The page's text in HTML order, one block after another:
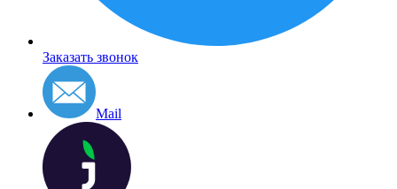
Заказать звонок
Mail